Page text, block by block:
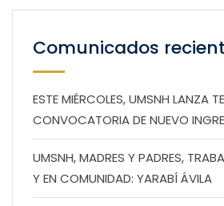
Comunicados
ESTE MIÉRCOLES, UMSNH LANZA
CONVOCATORIA DE NUEVO
UMSNH, MADRES Y PADRES,
Y EN COMUNIDAD: YARABÍ ÁVILA